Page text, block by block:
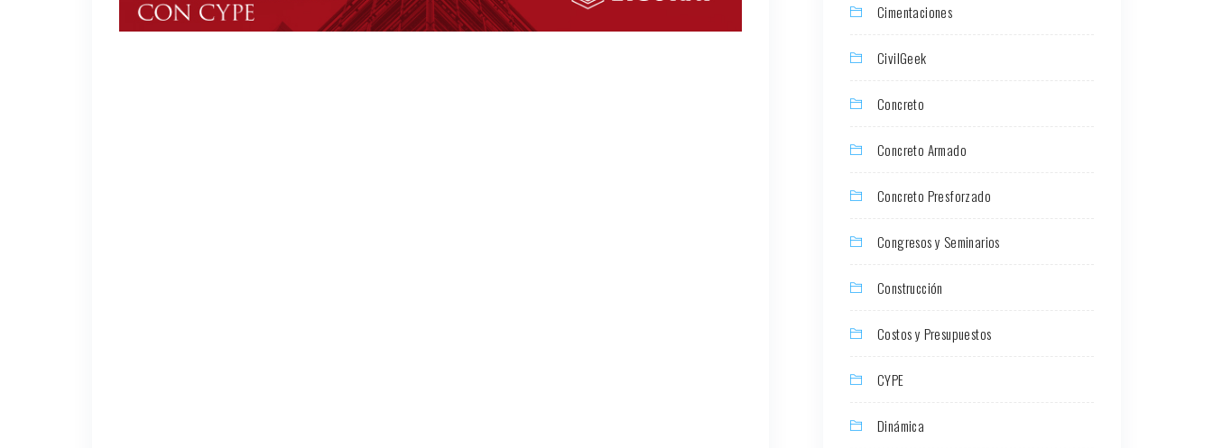
Cimentaciones
CivilGeek
Concreto
Concreto Armado
Concreto Presforzado
Congresos y Seminarios
Construcción
Costos y Presupuestos
CYPE
Dinámica